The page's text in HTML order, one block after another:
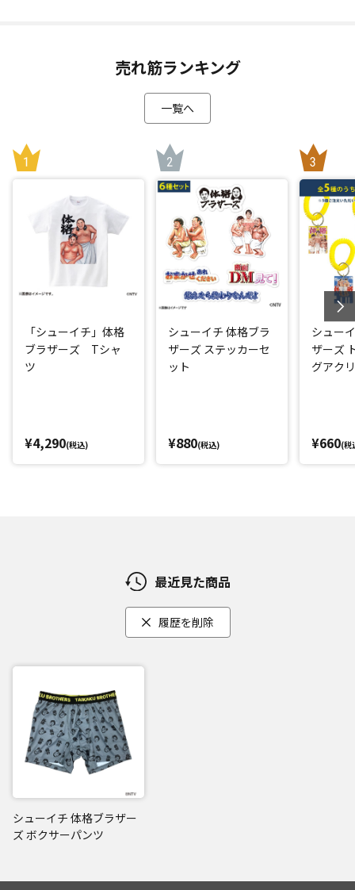
売れ筋ランキング
一覧へ
「シューイチ」体格
ブラザーズ Tシャ
ツ
¥4,290(税込)
シューイチ 体格ブラ
ザーズ ステッカーセ
ット
¥880(税込)
シュー
ザーズ
グアク
¥660(税
最近見た商品
履歴を削除
シューイチ 体格ブラザー
ズ ボクサーパンツ